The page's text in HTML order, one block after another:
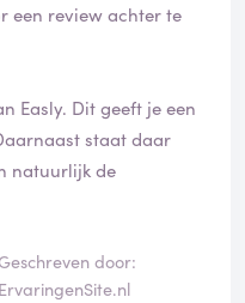
een review achter te
Easly. Dit geeft je een
staat daar
natuurlijk de
Geschreven door:
ErvaringenSite.nl